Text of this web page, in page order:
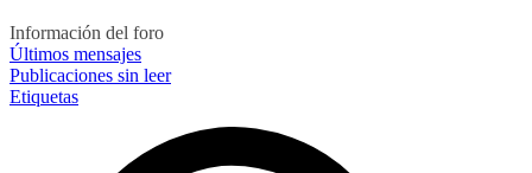
Información del foro
Últimos mensajes
Publicaciones sin leer
Etiquetas